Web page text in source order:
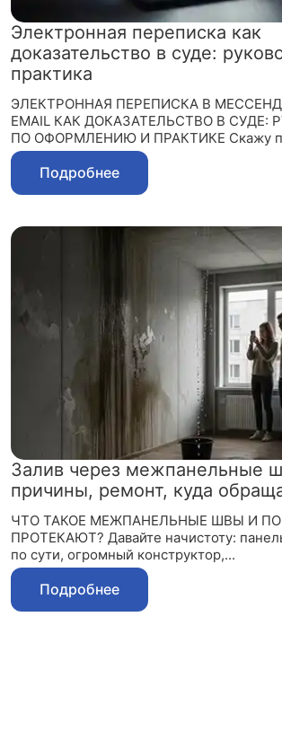
Электронная переписка как
доказательство в суде:
практика
ЭЛЕКТРОННАЯ ПЕРЕПИСКА В
EMAIL КАК ДОКАЗАТЕЛЬСТВО В СУДЕ:
ПО ОФОРМЛЕНИЮ И ПРАКТИКЕ Скажу
Подробнее
Залив через межпанельные
причины, ремонт, куда
ЧТО ТАКОЕ МЕЖПАНЕЛЬНЫЕ ШВЫ И
ПРОТЕКАЮТ? Давайте начистоту:
по сути, огромный конструктор,...
Подробнее